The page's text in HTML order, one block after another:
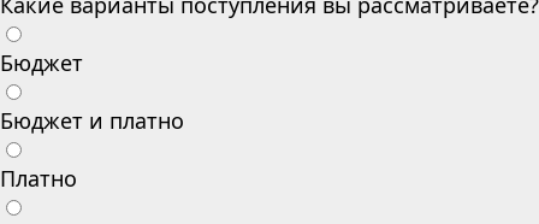
Бюджет
Бюджет и платно
Платно